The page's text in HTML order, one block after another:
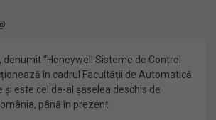
denumit “Honeywell Sisteme de Control
în cadrul Facultății de Automatică
și este cel de-al șaselea deschis de
până în prezent